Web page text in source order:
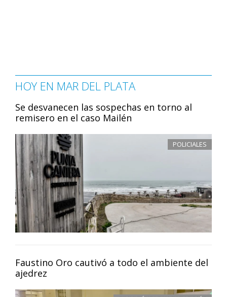
HOY EN MAR DEL PLATA
Se desvanecen las sospechas en torno al
remisero en el caso Mailén
POLICIALES
Faustino Oro cautivó a todo el ambiente del
ajedrez